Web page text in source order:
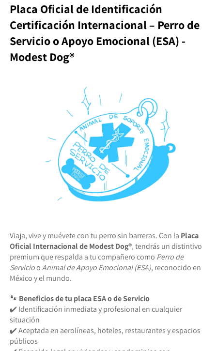
Placa Oficial de Identificación
Certificación Internacional – Perro de
Servicio o Apoyo Emocional (ESA) -
Modest Dog®️
Viaja, vive y muévete con tu perro sin barreras. Con la Placa
Oficial Internacional de Modest Dog®️, tendrás un distintivo
premium que respalda a tu compañero como Perro de
ServiciooAnimal de Apoyo Emocional (ESA), reconocido en
México y el mundo.
🐾 Beneficios de tu placa ESA o de Servicio
✔️ Identificación inmediata y profesional en cualquier
situación
✔️ Aceptada en aerolíneas, hoteles, restaurantes y espacios
públicos